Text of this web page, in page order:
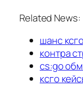
Related News:
шанс ксго
контра
cs:go
ксго